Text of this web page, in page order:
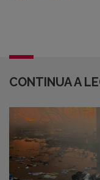
CONTINUA A